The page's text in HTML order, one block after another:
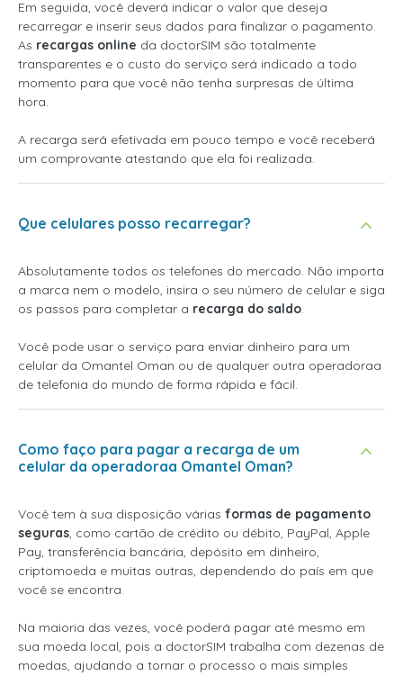
Em seguida, você deverá indicar o valor que deseja
recarregar e inserir seus dados para finalizar o pagamento.
As recargas online da doctorSIM são totalmente
transparentes e o custo do serviço será indicado a todo
momento para que você não tenha surpresas de última
hora.
A recarga será efetivada em pouco tempo e você receberá
um comprovante atestando que ela foi realizada.
Que celulares posso recarregar?
Absolutamente todos os telefones do mercado. Não importa
a marca nem o modelo, insira o seu número de celular e siga
os passos para completar a recarga do saldo.
Você pode usar o serviço para enviar dinheiro para um
celular da Omantel Oman ou de qualquer outra operadoraa
de telefonia do mundo de forma rápida e fácil.
Como faço para pagar a recarga de um
celular da operadoraa Omantel Oman?
Você tem à sua disposição várias formas de pagamento
seguras, como cartão de crédito ou débito, PayPal, Apple
Pay, transferência bancária, depósito em dinheiro,
criptomoeda e muitas outras, dependendo do país em que
você se encontra.
Na maioria das vezes, você poderá pagar até mesmo em
sua moeda local, pois a doctorSIM trabalha com dezenas de
moedas, ajudando a tornar o processo o mais simples